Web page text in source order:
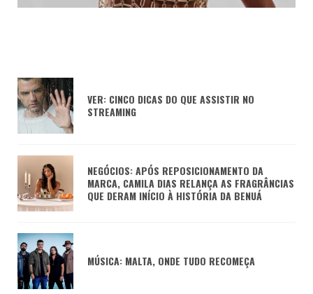
VER: CINCO DICAS DO QUE ASSISTIR NO
STREAMING
NEGÓCIOS: APÓS REPOSICIONAMENTO DA
MARCA, CAMILA DIAS RELANÇA AS FRAGRÂNCIAS
QUE DERAM INÍCIO À HISTÓRIA DA BENUÁ
MÚSICA: MALTA, ONDE TUDO RECOMEÇA